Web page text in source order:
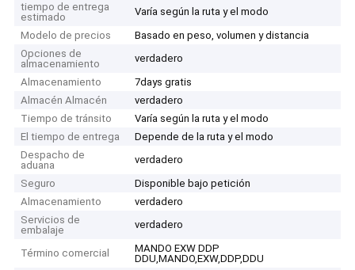
tiempo de entrega
estimado
Varía según la ruta y el modo
Modelo de precios
Basado en peso, volumen y distancia
Opciones de
almacenamiento
verdadero
Almacenamiento
7days gratis
Almacén Almacén
verdadero
Tiempo de tránsito
Varía según la ruta y el modo
El tiempo de entrega
Depende de la ruta y el modo
Despacho de
aduana
verdadero
Seguro
Disponible bajo petición
Almacenamiento
verdadero
Servicios de
embalaje
verdadero
Término comercial
MANDO EXW DDP
DDU,MANDO,EXW,DDP,DDU